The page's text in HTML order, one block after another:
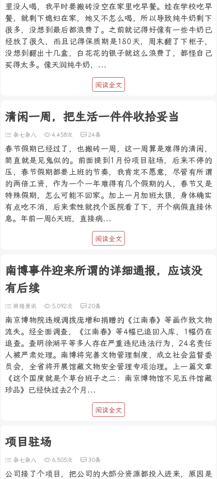
里没人喝，我平时要搬砖没空在家里吃早餐。娃在学校吃早
餐，就剩下媳妇在家，她又不怎么喝，所以导致纯牛奶剩下
很多，没想到最后都浪费了。之前就记得好像有一些牛奶已
经放了很久，而且记得保质期是180天，周末翻了下柜子，
没想到翻出十几盒，白花花的银子就这么浪费了，都怪自己
买得太多。像天润纯牛奶，...
阅读全文
清闲一周，把生活一件件收拾妥当
杂七杂八 4,458次 24条
春节假期已经过了，也搬砖一周，这一周算是难得的清闲，
简直就是见鬼似的。前面提到1月份项目驻场，后来不停的
压，春节假期都要上班的节奏，我肯定不愿意，尽管有所谓
的两倍工资，作为一个一年难得有几个假期的人，春节又是
特殊假期，怎么可能不回家。加上一月加班太狠，身体确实
有点吃不消，后来索性就找个医院看了下，开个病假直接休
息。年前一周6天班，直接病...
阅读全文
南博事件迎来所谓的详细通报，应该没
有后续
网络资讯 5,092次 20条
南京博物院违规调拨庞增和捐赠的《江南春》等画作致文物
流失。经全面调查，《江南春》等4幅已追回入库，1幅仍在
追查。查明徐湖平等多人存在严重违纪违法行为，24名责任
人被严肃处理。南博将完善文物管理制度，成立社会监督委
员会，全省将开展馆藏文物安全管理专项治理。上一篇文章
《这个国度就是个草台班子之二：南京博物馆不见五件馆藏
珍品》已经快过去2个月...
阅读全文
项目驻场
杂七杂八 6,505次 30条
公司接了个项目，把公司的大部分资源都投入进来，原因是